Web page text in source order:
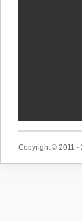
Copyright © 2011 -